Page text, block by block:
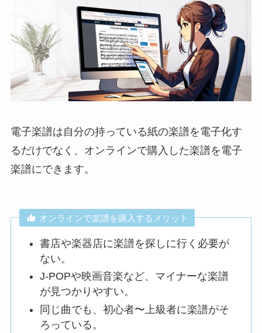
電子楽譜は自分の持っている紙の楽譜を電子化す
るだけでなく、オンラインで購入した楽譜を電子
楽譜にできます。
オンラインで楽譜を購入するメリット
書店や楽器店に楽譜を探しに行く必要が
ない。
J-POPや映画音楽など、マイナーな楽譜
が見つかりやすい。
同じ曲でも、初心者〜上級者に楽譜がそ
ろっている。